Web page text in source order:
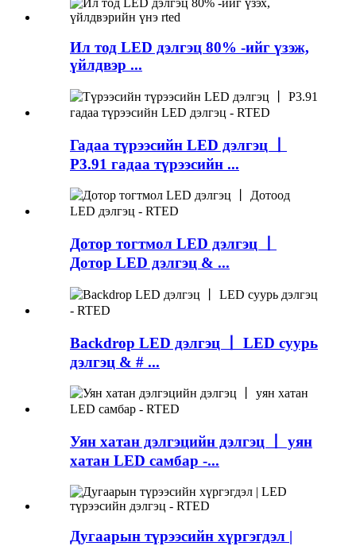
Ил тод LED дэлгэц 80% -ийг үзэж,
үйлдвэр ...
Гадаа түрээсийн LED дэлгэц 丨
P3.91 гадаа түрээсийн ...
Дотор тогтмол LED дэлгэц 丨
Дотор LED дэлгэц & ...
Backdrop LED дэлгэц 丨 LED суурь
дэлгэц & # ...
Уян хатан дэлгэцийн дэлгэц 丨 уян
хатан LED самбар -...
Дугаарын түрээсийн хүргэгдэл |